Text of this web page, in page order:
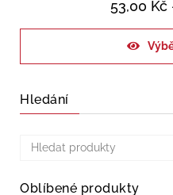
53,00 Kč
Hledání
Oblíbené produkty